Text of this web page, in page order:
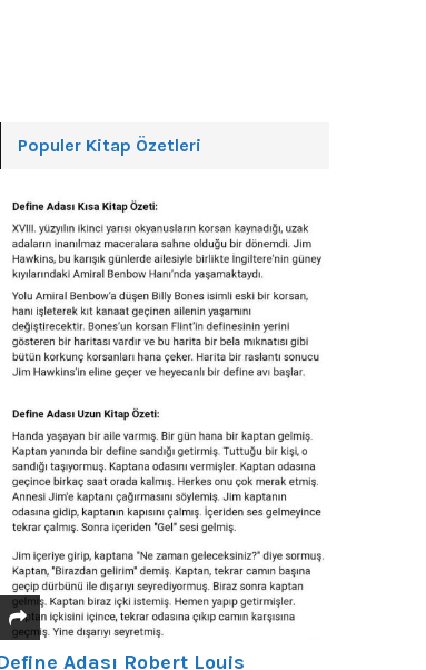
Populer Kitap Özetleri
Adası Robert Louis